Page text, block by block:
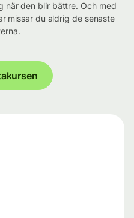
när den blir bättre. Och med
missar du aldrig de senaste